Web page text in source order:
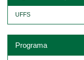
UFFS
Programa